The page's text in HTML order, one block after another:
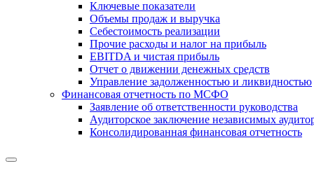
Ключевые показатели
Объемы продаж и выручка
Себестоимость реализации
Прочие расходы и налог на прибыль
EBITDA и чистая прибыль
Отчет о движении денежных средств
Управление задолженностью и ликвидностью
Финансовая отчетность по МСФО
Заявление об ответственности руководства
Аудиторское заключение независимых
Консолидированная финансовая отчетность